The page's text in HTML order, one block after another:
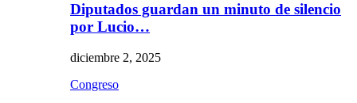
Diputados guardan un minuto de silencio
por Lucio…
diciembre 2, 2025
Congreso